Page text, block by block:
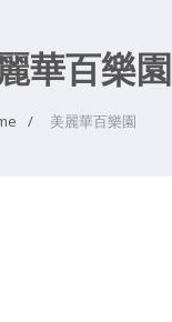
華百樂園
美麗華百樂園